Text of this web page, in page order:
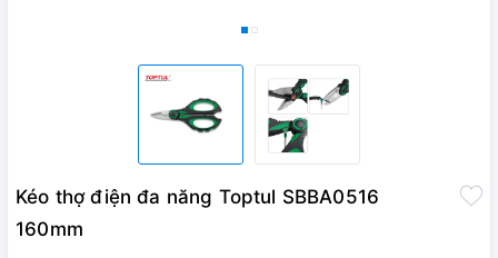
Kéo thợ điện đa năng Toptul SBBA0516
160mm